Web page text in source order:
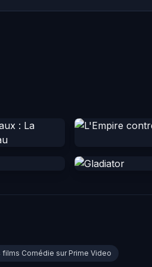
films Comédie sur Prime Video